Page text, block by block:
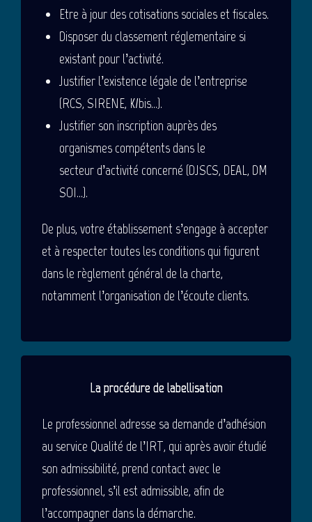
Etre à jour des cotisations sociales et fiscales.
Disposer du classement réglementaire si
existant pour l’activité.
Justifier l’existence légale de l’entreprise
(RCS, SIRENE, K/bis…).
Justifier son inscription auprès des
organismes compétents dans le
secteur d’activité concerné (DJSCS, DEAL, DM
SOI…).
De plus, votre établissement s’engage à accepter
et à respecter toutes les conditions qui figurent
dans le règlement général de la charte,
notamment l’organisation de l’écoute clients.
La procédure de labellisation
Le professionnel adresse sa demande d’adhésion
au service Qualité de l’IRT, qui après avoir étudié
son admissibilité, prend contact avec le
professionnel, s’il est admissible, afin de
l’accompagner dans la démarche.